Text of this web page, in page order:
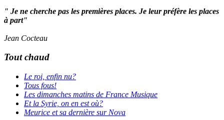
" Je ne cherche pas les premières places. Je leur préfère les places
à part"
Jean Cocteau
Tout chaud
Le roi, enfin nu?
Tous fous!
Les dimanches matins de France Musique
Et la Syrie, on en est où?
Meurice et sa dernière sur Nova